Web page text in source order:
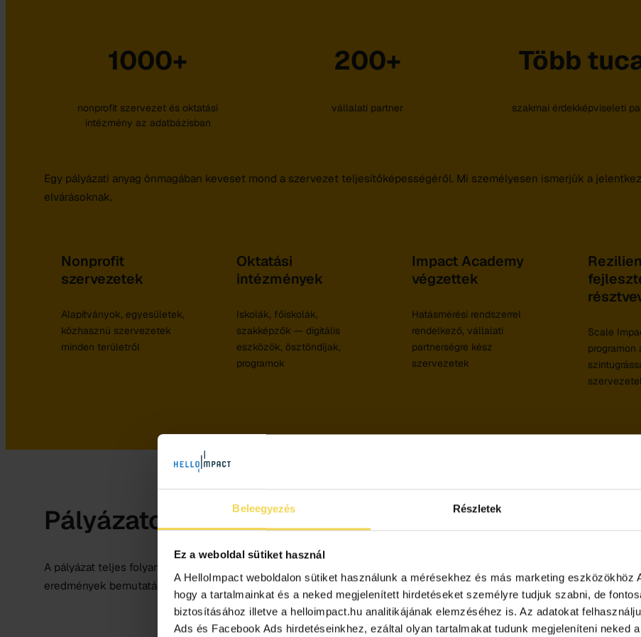
Beleegyezés Részletek
Ez a weboldal sütiket használ
A HelloImpact weboldalon sütiket használunk a mérésekhez és más marketing eszközökhöz
hogy a tartalmainkat és a neked megjelenített hirdetéseket személyre tudjuk szabni, de
biztosításához illetve a helloimpact.hu analitikájának elemzéséhez is. Az adatokat
Ads és Facebook Ads hirdetéseinkhez, ezáltal olyan tartalmakat tudunk megjeleníteni neked
1000+
nonprofit szervezet és oktatási
intézmény az adatbázisban
200+
vállalati partner
Több
szakmai érdekképviseleti
Egy pályázati anyag önmagában keveset mond a szervezet teljesítőképességéről. Mi személyesen ismerjük a
elvárásoknak.
Nonprofit
szervezetek
Alapítványok, egyesületek,
közhasznú szervezetek
minden területről
Oktatási
intézmények
Iskolák, főiskolák,
szakképzők — digitális
eszközök, ösztöndíjak,
programok
Impact Academy
végzettek
Hatásmérési rendszerrel
rendelkező, vállalati
partnerségre kész
szervezetek
Scale
programon
Pályázatok teljeskörű lebonyolításának
A pályázat teljes folyamatát végigvisszük: (ESG, kettős lényegességi szempontoknak megfelelő) koncepció
eredmények bemutatásáig. Minden pályázat egyedi, de a folyamat logikája mindig ugyanaz — egyedi ajánlatot adunk,